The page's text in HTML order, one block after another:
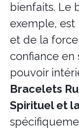
bienfaits. Le
exemple, est
et de la
confiance en
pouvoir
Bracelets
Spirituel et